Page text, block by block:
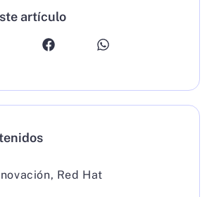
artículo
, Red Hat